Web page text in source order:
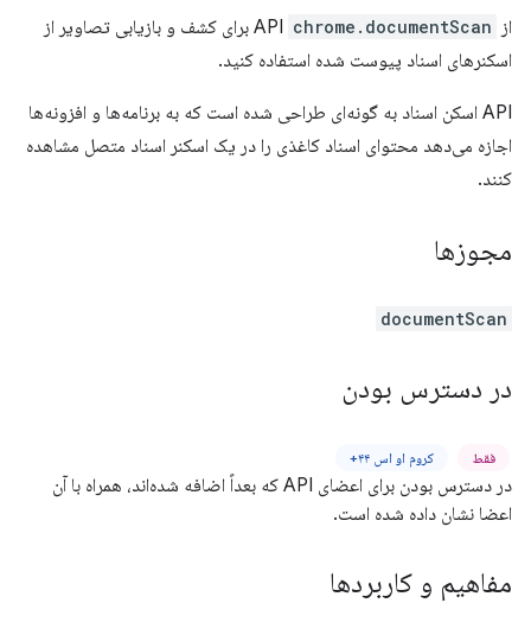
از API chrome.documentScan
برای کشف و بازیابی تصاویر از
اسکنرهای اسناد پیوست شده استفاده کنید.
API اسکن اسناد به گونه‌ای طراحی شده است که به برنامه‌ها و افزونه‌ها
اجازه می‌دهد محتوای اسناد کاغذی را در یک اسکنر اسناد متصل مشاهده
کنند.
مجوزها
documentScan
در دسترس بودن
فقط کروم او اس ۴۴+
در دسترس بودن برای اعضای API که بعداً اضافه شده‌اند، همراه با آن
اعضا نشان داده شده است.
مفاهیم و کاربردها